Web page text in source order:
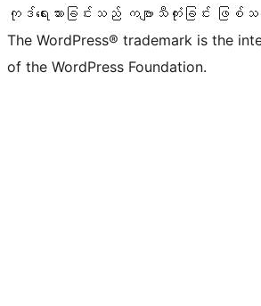
ကုဒ်ရေးသားခြင်းသည် ကဗျာသီကုံးခြင်း ဖြစ်
The WordPress® trademark is the
of the WordPress Foundation.